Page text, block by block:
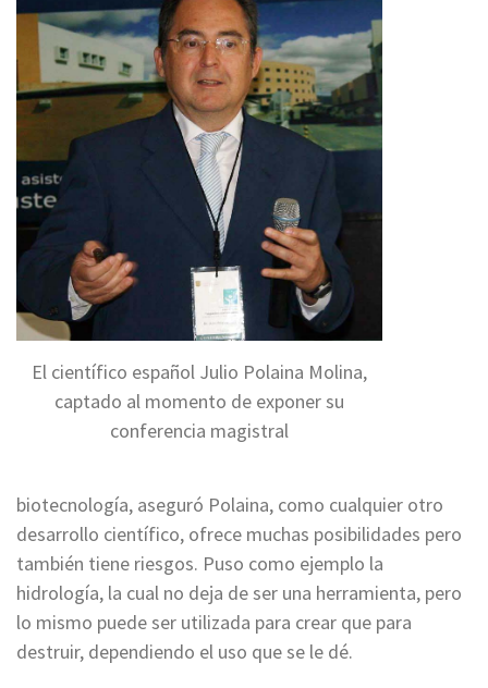
El científico español Julio Polaina Molina,
captado al momento de exponer su
conferencia magistral
biotecnología, aseguró Polaina, como cualquier otro
desarrollo científico, ofrece muchas posibilidades pero
también tiene riesgos. Puso como ejemplo la
hidrología, la cual no deja de ser una herramienta, pero
lo mismo puede ser utilizada para crear que para
destruir, dependiendo el uso que se le dé.